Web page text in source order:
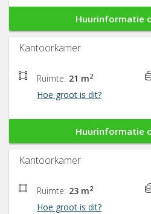
Huurinformatie
Kantoorkamer
Ruimte: 21 m2
Hoe groot is dit?
Huurinformatie
Kantoorkamer
Ruimte: 23 m2
Hoe groot is dit?